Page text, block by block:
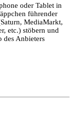
oder Tablet in
führender
MediaMarkt,
etc.) stöbern und
des Anbieters